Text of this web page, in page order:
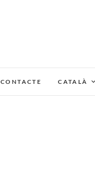
CONTACTE CATALÀ